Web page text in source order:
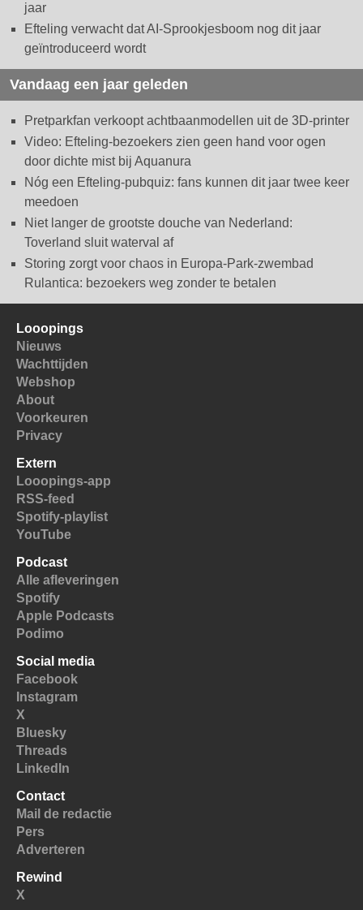
jaar
Efteling verwacht dat AI-Sprookjesboom nog dit jaar
geïntroduceerd wordt
Vandaag een jaar geleden
Pretparkfan verkoopt achtbaanmodellen uit de 3D-printer
Video: Efteling-bezoekers zien geen hand voor ogen
door dichte mist bij Aquanura
Nóg een Efteling-pubquiz: fans kunnen dit jaar twee keer
meedoen
Niet langer de grootste douche van Nederland:
Toverland sluit waterval af
Storing zorgt voor chaos in Europa-Park-zwembad
Rulantica: bezoekers weg zonder te betalen
Looopings
Nieuws
Wachttijden
Webshop
About
Voorkeuren
Privacy
Extern
Looopings-app
RSS-feed
Spotify-playlist
YouTube
Podcast
Alle afleveringen
Spotify
Apple Podcasts
Podimo
Social media
Facebook
Instagram
X
Bluesky
Threads
LinkedIn
Contact
Mail de redactie
Pers
Adverteren
Rewind
X